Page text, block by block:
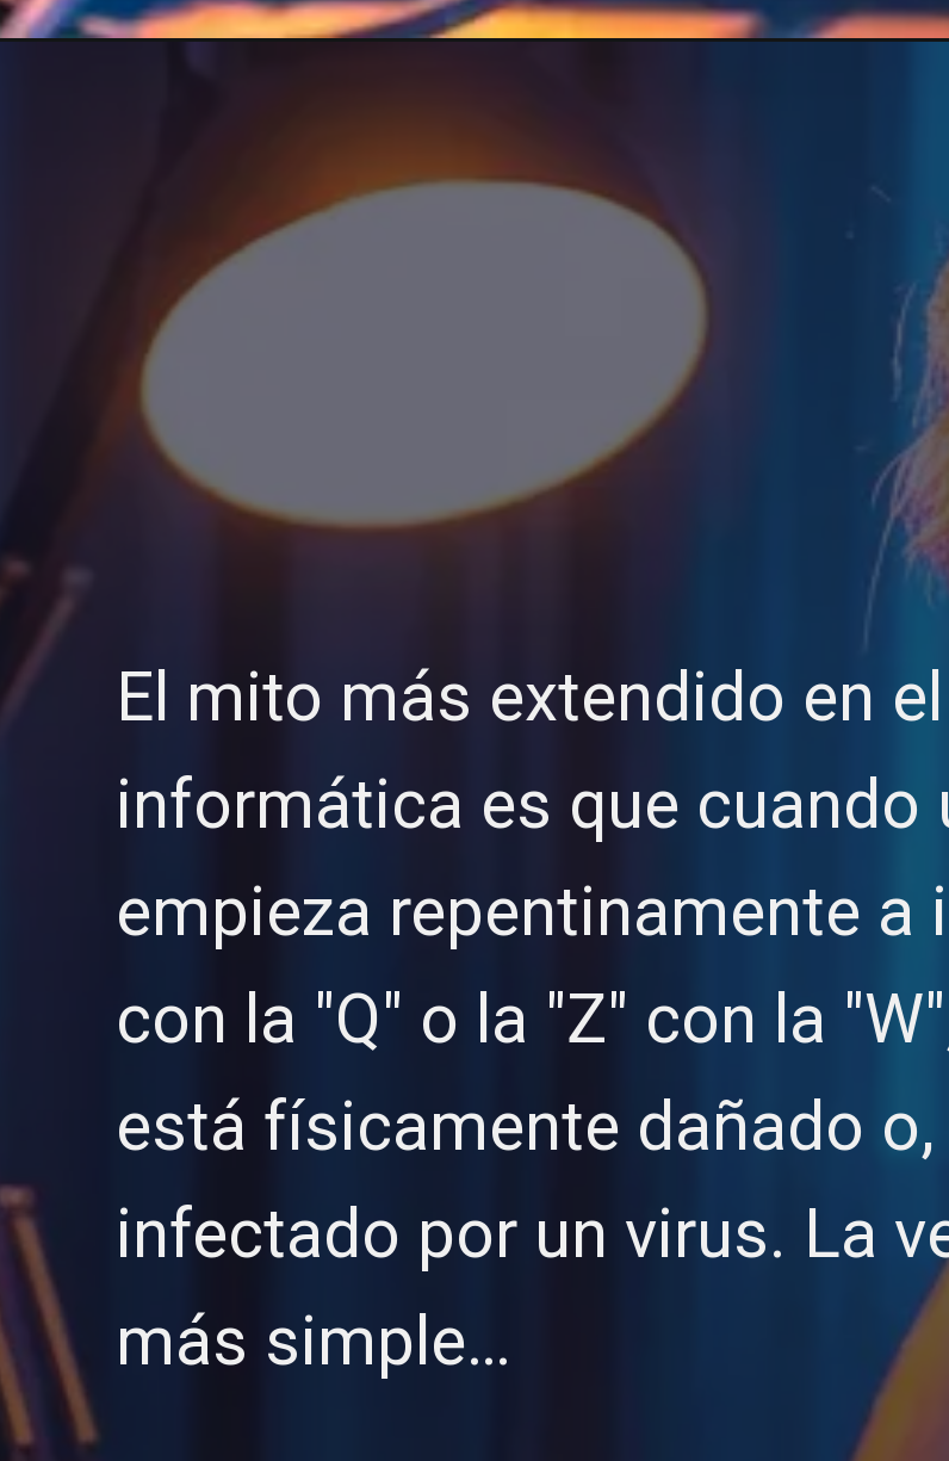
El mito más extendido en
informática es que cuando
empieza repentinamente a
con la "Q" o la "Z" con la
está físicamente dañado o,
infectado por un virus. La
más simple…